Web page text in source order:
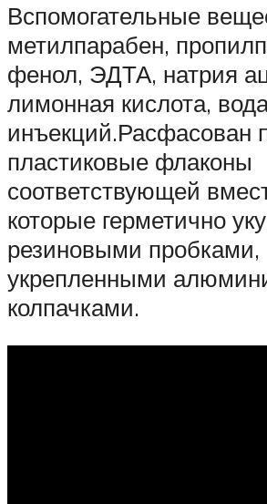
Вспомогательные
метилпарабен,
фенол, ЭДТА, натрия
лимонная кислота,
инъекций.Расфасован
пластиковые флаконы
соответствующей
которые герметично
резиновыми пробками,
укрепленными
колпачками.